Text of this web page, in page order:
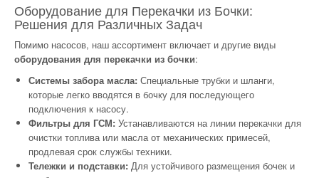
Оборудование для Перекачки из Бочки:
Решения для Различных Задач
Помимо насосов, наш ассортимент включает и другие виды
оборудования для перекачки из бочки:
Системы забора масла: Специальные трубки и шланги,
которые легко вводятся в бочку для последующего
подключения к насосу.
Фильтры для ГСМ: Устанавливаются на линии перекачки для
очистки топлива или масла от механических примесей,
продлевая срок службы техники.
Тележки и подставки: Для устойчивого размещения бочек и